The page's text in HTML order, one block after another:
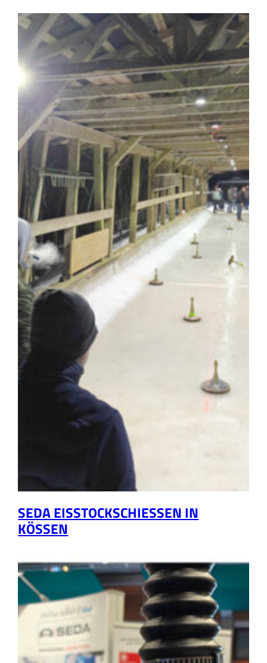
SEDA EISSTOCKSCHIESSEN IN K
ÖSSEN